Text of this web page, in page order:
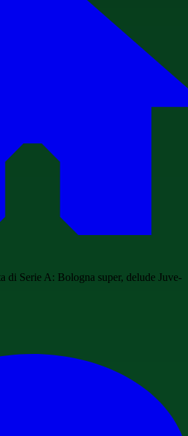
di Serie A: Bologna super, delude Juve-